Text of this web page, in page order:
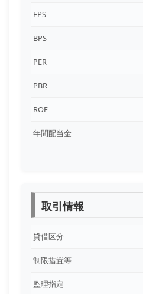
EPS
BPS
PER
PBR
ROE
年間配当金
取引情報
貸借区分
制限措置等
監理指定